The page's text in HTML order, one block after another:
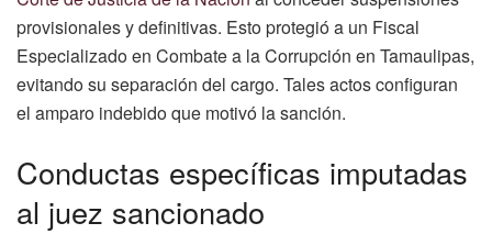
provisionales y definitivas. Esto protegió a un Fiscal
Especializado en Combate a la Corrupción en Tamaulipas,
evitando su separación del cargo. Tales actos configuran
el amparo indebido que motivó la sanción.
Conductas específicas imputadas
al juez sancionado